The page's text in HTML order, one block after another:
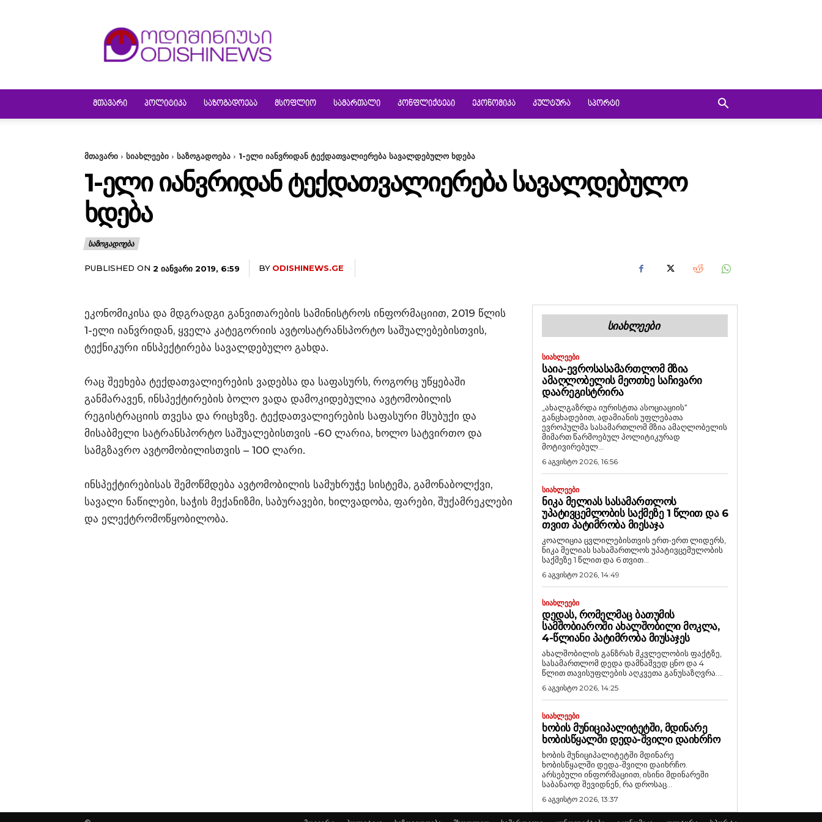
ᲛᲗᲐᲕᲐᲠᲘ ᲞᲝᲚᲘᲢᲘᲙᲐ ᲡᲐᲖᲝᲒᲐᲓᲝᲔᲑᲐ ᲛᲡᲝᲤᲚᲘᲝ ᲡᲐᲛᲐᲠᲗᲐᲚᲘ ᲙᲝᲜᲤᲚᲘᲥᲢᲔᲑᲘ ᲔᲙᲝᲜᲝᲛᲘᲙᲐ ᲙᲣᲚᲢᲣᲠᲐ ᲡᲞᲝᲠᲢᲘ
მთავარი სიახლეები საზოგადოება 1-ელი იანვრიდან ტექდათვალიერება სავალდებულო ხდება
1-ᲔᲚᲘ ᲘᲐᲜᲕᲠᲘᲓᲐᲜ ᲢᲔᲥᲓᲐᲗᲕᲐᲚᲘᲔᲠᲔᲑᲐ ᲡᲐᲕᲐᲚᲓᲔᲑᲣᲚᲝ
ᲮᲓᲔᲑᲐ
ᲡᲐᲖᲝᲒᲐᲓᲝᲔᲑᲐ
PUBLISHED ON 2 ᲘᲐᲜᲕᲐᲠᲘ 2019, 6:59 BY ODISHINEWS.GE
ეკონომიკისა და მდგრადგი განვითარების სამინისტროს ინფორმაციით, 2019 წლის
1-ელი იანვრიდან, ყველა კატეგორიის ავტოსატრანსპორტო საშუალებებისთვის,
ტექნიკური ინსპექტირება სავალდებულო გახდა.
რაც შეეხება ტექდათვალიერების ვადებსა და საფასურს, როგორც უწყებაში
განმარავენ, ინსპექტირების ბოლო ვადა დამოკიდებულია ავტომობილის
რეგისტრაციის თვესა და რიცხვზე. ტექდათვალიერების საფასური მსუბუქი და
მისაბმელი სატრანსპორტო საშუალებისთვის -60 ლარია, ხოლო სატვირთო და
სამგზავრო ავტომობილისთვის – 100 ლარი.
ინსპექტირებისას შემოწმდება ავტომობილის სამუხრუჭე სისტემა, გამონაბოლქვი,
სავალი ნაწილები, საჭის მექანიზმი, საბურავები, ხილვადობა, ფარები, შუქამრეკლები
და ელექტრომოწყობილობა.
ᲡᲘᲐᲮᲚᲔᲔᲑᲘ
ᲡᲘᲐᲮᲚᲔᲔᲑᲘ
ᲡᲐᲘᲐ-ᲔᲕᲠᲝᲡᲐᲡᲐᲛᲐᲠᲗᲚᲝᲛ ᲛᲖᲘᲐ
ᲐᲛᲐᲦᲚᲝᲑᲔᲚᲘᲡ ᲛᲔᲝᲗᲮᲔ ᲡᲐᲩᲘᲕᲐᲠᲘ
ᲓᲐᲐᲠᲔᲒᲘᲡᲢᲠᲘᲠᲐ
„ახალგაზრდა იურისტთა ასოციაციის“
განცხადებით, ადამიანის უფლებათა
ევროპულმა სასამართლომ მზია ამაღლობელის
მიმართ წარმოებულ პოლიტიკურად
მოტივირებულ...
6 აგვისტო 2026, 16:56
ᲡᲘᲐᲮᲚᲔᲔᲑᲘ
ᲜᲘᲙᲐ ᲛᲔᲚᲘᲐᲡ ᲡᲐᲡᲐᲛᲐᲠᲗᲚᲝᲡ
ᲣᲞᲐᲢᲘᲕᲪᲔᲛᲚᲝᲑᲘᲡ ᲡᲐᲥᲛᲔᲖᲔ 1 ᲬᲚᲘᲗ ᲓᲐ 6
ᲗᲕᲘᲗ ᲞᲐᲢᲘᲛᲠᲝᲑᲐ ᲛᲘᲔᲡᲐᲯᲐ
კოალიცია ცვლილებისთვის ერთ-ერთ ლიდერს,
ნიკა მელიას სასამართლოს უპატივცემულობის
საქმეზე 1 წლით და 6 თვით...
6 აგვისტო 2026, 14:49
ᲡᲘᲐᲮᲚᲔᲔᲑᲘ
ᲓᲔᲓᲐᲡ, ᲠᲝᲛᲔᲚᲛᲐᲪ ᲑᲐᲗᲣᲛᲘᲡ
ᲡᲐᲛᲨᲝᲑᲘᲐᲠᲝᲨᲘ ᲐᲮᲐᲚᲨᲝᲑᲘᲚᲘ ᲛᲝᲙᲚᲐ,
4-ᲬᲚᲘᲐᲜᲘ ᲞᲐᲢᲘᲛᲠᲝᲑᲐ ᲛᲘᲣᲡᲐᲯᲔᲡ
ახალშობილის განზრახ მკვლელობის ფაქტზე,
სასამართლომ დედა დამნაშვედ ცნო და 4
წლით თავისუფლების აღკვეთა განუსაზღვრა....
6 აგვისტო 2026, 14:25
ᲡᲘᲐᲮᲚᲔᲔᲑᲘ
ᲮᲝᲑᲘᲡ ᲛᲣᲜᲘᲪᲘᲞᲐᲚᲘᲢᲔᲢᲨᲘ, ᲛᲓᲘᲜᲐᲠᲔ
ᲮᲝᲑᲘᲡᲬᲧᲐᲚᲨᲘ ᲓᲔᲓᲐ-ᲨᲕᲘᲚᲘ ᲓᲐᲘᲮᲠᲩᲝ
ხობის მუნიციპალიტეტში მდინარე
ხობისწყალში დედა-შვილი დაიხრჩო.
არსებული ინფორმაციით, ისინი მდინარეში
საბანაოდ შევიდნენ, რა დროსაც...
6 აგვისტო 2026, 13:37